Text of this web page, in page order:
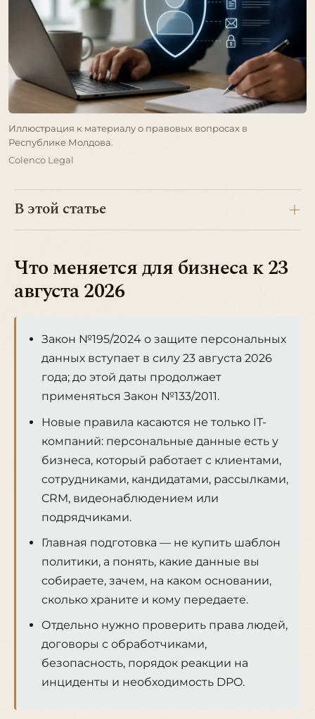
Иллюстрация к материалу о правовых вопросах в
Республике Молдова.
Colenco Legal
В этой статье
Что меняется для бизнеса к 23
августа 2026
Закон №195/2024 о защите персональных
данных вступает в силу 23 августа 2026
года; до этой даты продолжает
применяться Закон №133/2011.
Новые правила касаются не только IT-
компаний: персональные данные есть у
бизнеса, который работает с клиентами,
сотрудниками, кандидатами, рассылками,
CRM, видеонаблюдением или
подрядчиками.
Главная подготовка — не купить шаблон
политики, а понять, какие данные вы
собираете, зачем, на каком основании,
сколько храните и кому передаете.
Отдельно нужно проверить права людей,
договоры с обработчиками,
безопасность, порядок реакции на
инциденты и необходимость DPO.